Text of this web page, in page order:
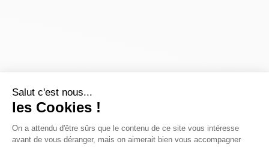
Salut c'est nous...
les Cookies !
On a attendu d'être sûrs que le contenu de ce site vous intéresse
avant de vous déranger, mais on aimerait bien vous accompagner